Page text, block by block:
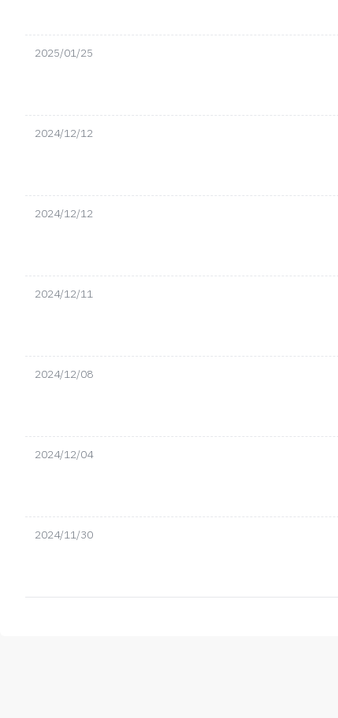
2025/01/25
2024/12/12
2024/12/12
2024/12/11
2024/12/08
2024/12/04
2024/11/30